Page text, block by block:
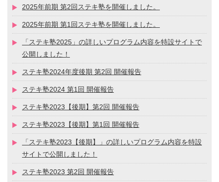
2025年前期 第2回ステキ塾を開催しました。
2025年前期 第1回ステキ塾を開催しました。
「ステキ塾2025」の詳しいプログラム内容を特設サイトで
公開しました！
ステキ塾2024年度後期 第2回 開催報告
ステキ塾2024 第1回 開催報告
ステキ塾2023【後期】第2回 開催報告
ステキ塾2023【後期】第1回 開催報告
「ステキ塾2023【後期】」の詳しいプログラム内容を特設
サイトで公開しました！
ステキ塾2023 第2回 開催報告